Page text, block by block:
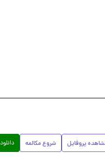
پروفایل شروع مکالمه